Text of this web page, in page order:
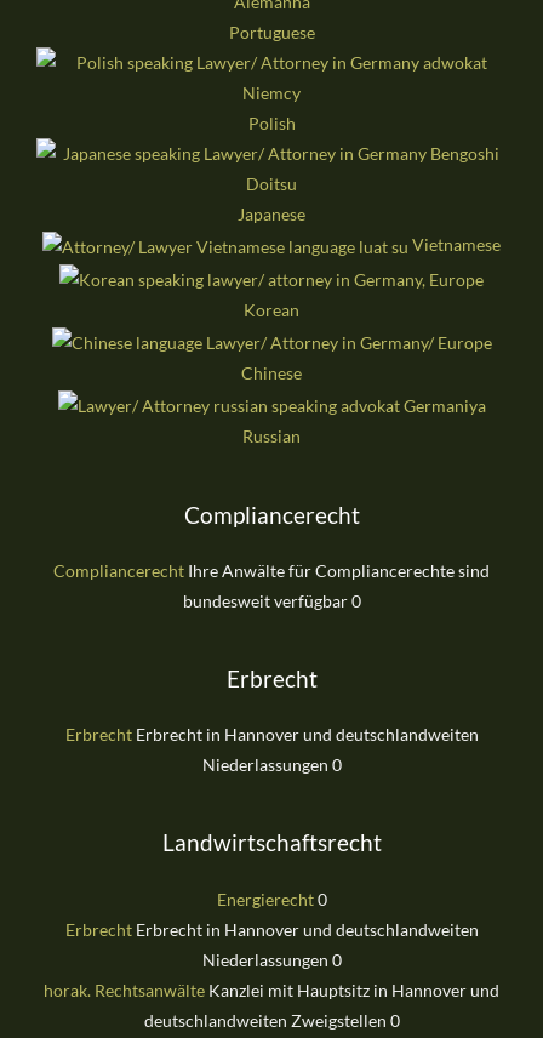
Portuguese
Polish
Japanese
Vietnamese
Korean
Chinese
Russian
Compliancerecht
Compliancerecht Ihre Anwälte für Compliancerechte sind
bundesweit verfügbar 0
Erbrecht
ErbrechtErbrecht in Hannover und deutschlandweiten
Niederlassungen 0
Landwirtschaftsrecht
Energierecht0
ErbrechtErbrecht in Hannover und deutschlandweiten
Niederlassungen 0
horak. Rechtsanwälte Kanzlei mit Hauptsitz in Hannover und
deutschlandweiten Zweigstellen 0